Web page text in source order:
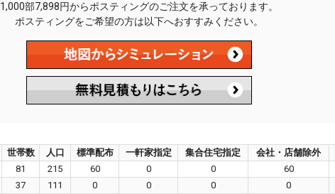
1,000部7,898円からポスティングのご注文を承っております。
ポスティングをご希望の方は以下へおすすみください。
世帯数 人口 標準配布 一軒家指定 集合住宅指定 会社・店舗除外
81 215 60 0 0 60
37 111 0 0 0 0